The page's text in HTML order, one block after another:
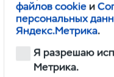
Буханка
1 314 000 ₽
Комби 5 мест
2026 г.в.
файлов cookie и
персональных
Яндекс.Метрика.
Я разрешаю
Метрика.